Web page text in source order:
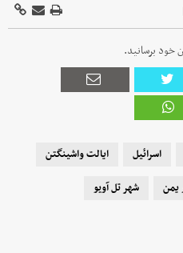
خود برسانید.
اسرائیل
ایالت واشینگتن
یمن
شهر تل آویو